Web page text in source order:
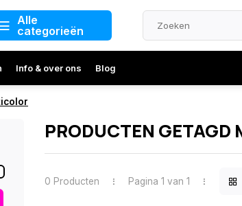
Alle
categorieën
Info & over ons Blog
PRODUCTEN GETAGD
0 Producten Pagina 1 van 1